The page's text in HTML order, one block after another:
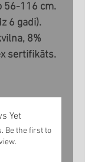
56-116 cm.
6 gadi).
8%
sertifikāts.
Yet
Be the first to